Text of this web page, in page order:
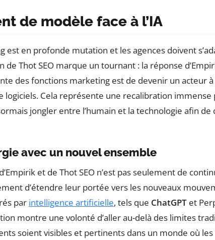
de modèle face à l’IA
est en profonde mutation et les agences doivent
de Thot SEO marque un tournant : la réponse
des fonctions marketing est de devenir un acteur
logiciels. Cela représente une recalibration immense
jongler entre l’humain et la technologie afin de
avec un nouvel ensemble
et de Thot SEO n’est pas seulement de
d’étendre leur portée vers les nouveaux
par intelligence artificielle, tels que ChatGPT et
montre une volonté d’aller au-delà des limites
soient visibles et pertinents dans un monde où